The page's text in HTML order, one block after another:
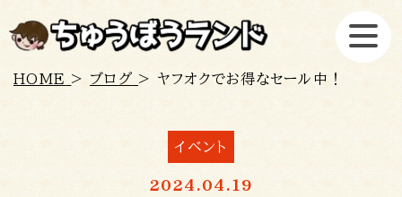
HOME > ブログ > ヤフオクでお得なセール中！
イベント
2024.04.19